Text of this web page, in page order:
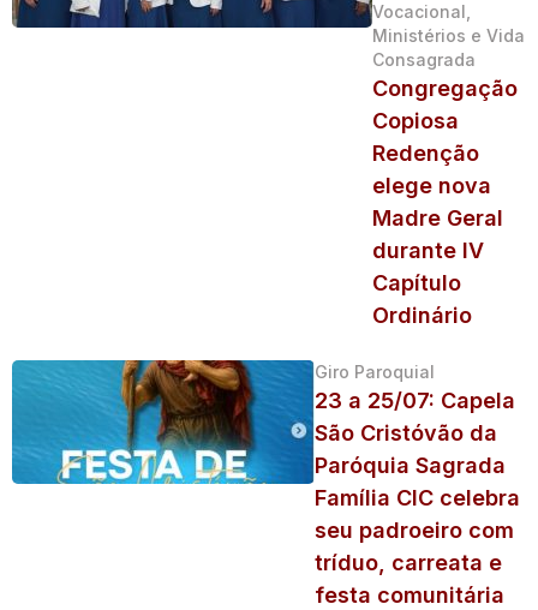
Vocacional,
Ministérios e Vida
Consagrada
Congregação
Copiosa
Redenção
elege nova
Madre Geral
durante IV
Capítulo
Ordinário
Giro Paroquial
23 a 25/07: Capela
São Cristóvão da
Paróquia Sagrada
Família CIC celebra
seu padroeiro com
tríduo, carreata e
festa comunitária